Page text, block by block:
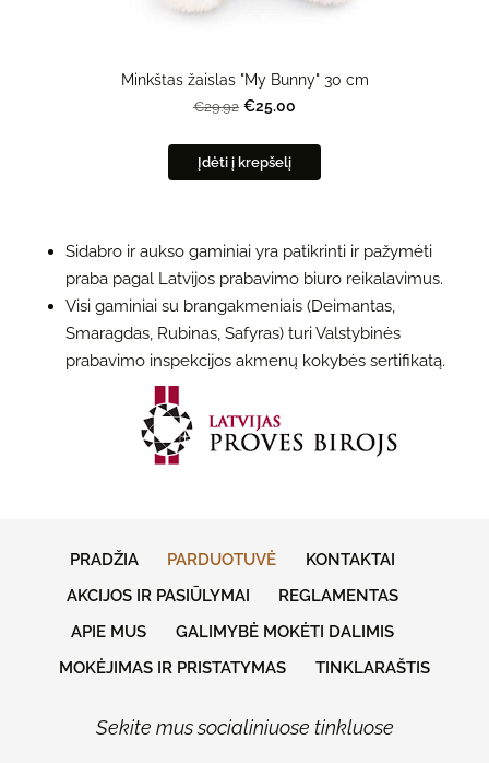
Sidabro ir aukso gaminiai yra patikrinti ir pažymėti
praba pagal Latvijos prabavimo biuro reikalavimus.
Visi gaminiai su brangakmeniais (Deimantas,
Smaragdas, Rubinas, Safyras) turi Valstybinės
prabavimo inspekcijos akmenų kokybės sertifikatą.
Minkštas žaislas "My Bunny" 30 cm
€29.92 €25.00
Įdėti į krepšelį
PRADŽIA PARDUOTUVĖ
KONTAKTAI
AKCIJOS IR PASIŪLYMAI
REGLAMENTAS
APIE MUS
GALIMYBĖ MOKĖTI DALIMIS
MOKĖJIMAS IR PRISTATYMAS
TINKLARAŠTIS
Sekite mus socialiniuose tinkluose